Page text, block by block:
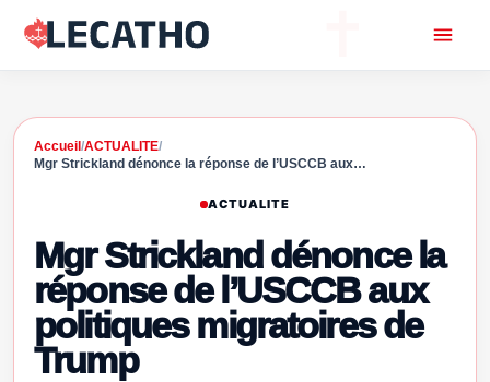
Accueil /ACTUALITE/
Mgr Strickland dénonce la réponse de l’USCCB aux…
ACTUALITE
Mgr Strickland dénonce la
réponse de l’USCCB aux
politiques migratoires de
Trump